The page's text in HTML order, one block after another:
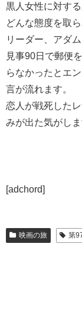
黒人女性に対す
どんな態度を取
リーダー、アダ
見事90日で郵便
らなかったとエ
言が流れます。
恋人が戦死した
みが出た気がしま
[adchord]
映画の旅 第